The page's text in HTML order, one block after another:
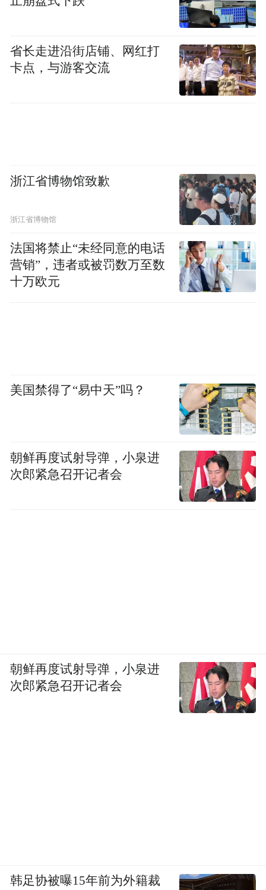
“特别声明：以上作品内容(包括在内的视频、图片或音
频)为凤凰网旗下自媒体平台“大风号”用户上传并发
布，本平台仅提供信息存储空间服务。
Notice: The content above (including the videos,
pictures and audios if any) is uploaded and posted
by the user of Dafeng Hao, which is a social media
platform and merely provides information storage
省长走进沿街店铺、网红打
卡点，与游客交流
浙江省博物馆致歉
浙江省博物馆
法国将禁止“未经同意的电话
营销”，违者或被罚数万至数
十万欧元
美国禁得了“易中天”吗？
朝鲜再度试射导弹，小泉进
次郎紧急召开记者会
朝鲜再度试射导弹，小泉进
次郎紧急召开记者会
韩足协被曝15年前为外籍裁